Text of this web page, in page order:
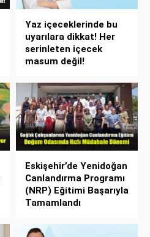
Yaz içeceklerinde bu
uyarılara dikkat! Her
serinleten içecek
masum değil!
Eskişehir’de Yenidoğan
Canlandırma Programı
(NRP) Eğitimi Başarıyla
Tamamlandı